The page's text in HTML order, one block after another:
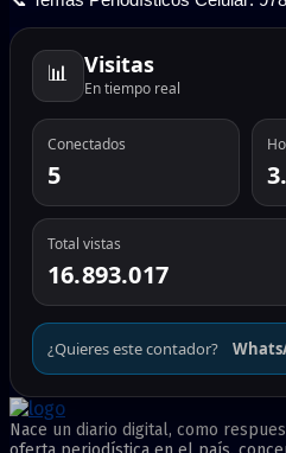
📊 Visitas
En tiempo real
Conectados
5
Total vistas
16.893.017
¿Quieres este contador?
Nace un diario digital, como